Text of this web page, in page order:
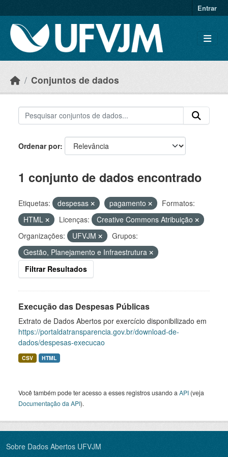
Entrar
Conjuntos de dados
Ordenar por
1 conjunto de dados encontrado
Etiquetas: despesas pagamento
Formatos:
HTML
Licenças:
Creative Commons Atribuição
Organizações:
UFVJM
Grupos:
Gestão, Planejamento e Infraestrutura
Filtrar Resultados
Execução das Despesas Públicas
Extrato de Dados Abertos por exercício disponibilizado em
https://portaldatransparencia.gov.br/download-de-
dados/despesas-execucao
CSV HTML
Você também pode ter acesso a esses registros usando a API (veja
Documentação da API).
Sobre Dados Abertos UFVJM